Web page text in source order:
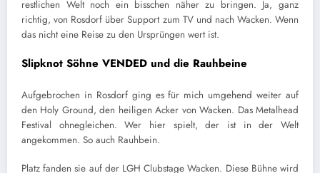
restlichen Welt noch ein bisschen näher zu bringen. Ja, ganz
richtig, von Rosdorf über Support zum TV und nach Wacken. Wenn
das nicht eine Reise zu den Ursprüngen wert ist.
Slipknot Söhne VENDED und die Rauhbeine
Aufgebrochen in Rosdorf ging es für mich umgehend weiter auf
den Holy Ground, den heiligen Acker von Wacken. Das Metalhead
Festival ohnegleichen. Wer hier spielt, der ist in der Welt
angekommen. So auch Rauhbein.
Platz fanden sie auf der LGH Clubstage Wacken. Diese Bühne wird